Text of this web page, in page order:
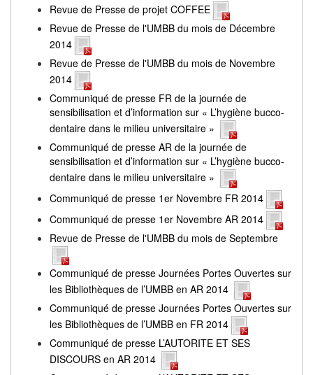
Revue de Presse de projet COFFEE
Revue de Presse de l'UMBB du mois de Décembre
2014
Revue de Presse de l'UMBB du mois de Novembre
2014
Communiqué de presse FR de la journée de
sensibilisation et d’information sur « L’hygiène bucco-
dentaire dans le milieu universitaire »
Communiqué de presse AR de la journée de
sensibilisation et d’information sur « L’hygiène bucco-
dentaire dans le milieu universitaire »
Communiqué de presse 1er Novembre FR 2014
Communiqué de presse 1er Novembre AR 2014
Revue de Presse de l'UMBB du mois de Septembre
Communiqué de presse Journées Portes Ouvertes sur
les Bibliothèques de l’UMBB en AR 2014
Communiqué de presse Journées Portes Ouvertes sur
les Bibliothèques de l’UMBB en FR 2014
Communiqué de presse L’AUTORITE ET SES
DISCOURS en AR 2014